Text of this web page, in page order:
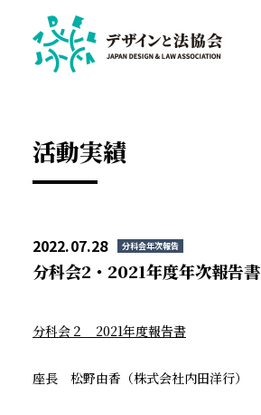
活動実績
2022.07.28 分科会年次報告
分科会2・2021年度年次報告書
分科会２ 2021年度報告書
座長 松野由香（株式会社内田洋行）